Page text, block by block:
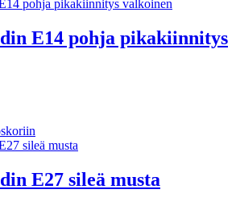
E14 pohja pikakiinnitys
E27 sileä musta